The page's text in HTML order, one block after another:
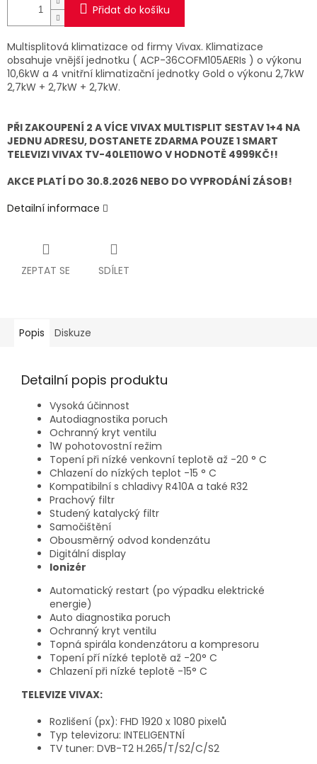
Přidat do košíku
Multisplitová klimatizace od firmy Vivax. Klimatizace
obsahuje vnější jednotku ( ACP-36COFM105AERIs ) o výkonu
10,6kW a 4 vnitřní klimatizační jednotky Gold o výkonu 2,7kW
2,7kW + 2,7kW + 2,7kW.
PŘI ZAKOUPENÍ 2 A VÍCE VIVAX MULTISPLIT SESTAV 1+4 NA
JEDNU ADRESU, DOSTANETE ZDARMA POUZE 1 SMART
TELEVIZI VIVAX TV-40LE110WO V HODNOTĚ 4999KČ!!
AKCE PLATÍ DO 30.8.2026 NEBO DO VYPRODÁNÍ ZÁSOB!
Detailní informace
ZEPTAT SE SDÍLET
Popis Diskuze
Detailní popis produktu
Vysoká účinnost
Autodiagnostika poruch
Ochranný kryt ventilu
1W pohotovostní režim
Topení při nízké venkovní teplotě až -20 ° C
Chlazení do nízkých teplot -15 ° C
Kompatibilní s chladivy R410A a také R32
Prachový filtr
Studený katalycký filtr
Samočištění
Obousměrný odvod kondenzátu
Digitální display
Ionizér
Automatický restart (po výpadku elektrické
energie)
Auto diagnostika poruch
Ochranný kryt ventilu
Topná spirála kondenzátoru a kompresoru
Topení pří nízké teplotě až -20° C
Chlazení při nízké teplotě -15° C
TELEVIZE VIVAX:
Rozlišení (px): FHD 1920 x 1080 pixelů
Typ televizoru: INTELIGENTNÍ
TV tuner: DVB-T2 H.265/T/S2/C/S2